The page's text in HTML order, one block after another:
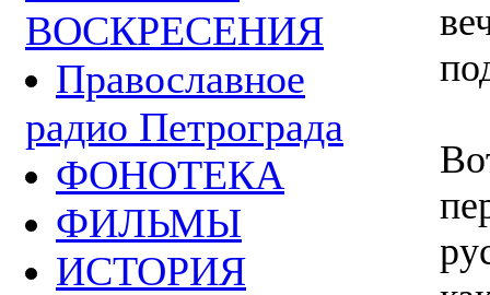
ВОСКРЕСЕНИЯ
Православное
радио Петрограда
ФОНОТЕКА
ФИЛЬМЫ
ИСТОРИЯ